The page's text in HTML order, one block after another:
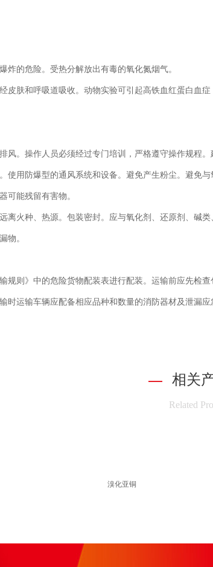
炸的危险。受热分解放出有毒的氧化氮烟气。
皮肤和呼吸道吸收。动物实验可引起高铁血红蛋白血症
风。操作人员必须经过专门培训，严格遵守操作规程
使用防爆型的通风系统和设备。避免产生粉尘。避免
可能残留有害物。
离火种、热源。包装密封。应与氧化剂、还原剂、碱
物。
规则》中的危险货物配装表进行配装。运输前应先检
时运输车辆应配备相应品种和数量的消防器材及泄漏
相关
Related
溴化亚铜